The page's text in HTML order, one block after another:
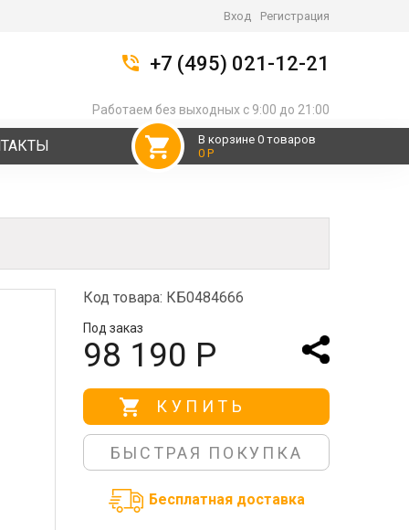
Вход Регистрация
+7 (495) 021-12-21
Работаем без выходных с 9:00 до 21:00
В корзине 0 товаров
0 Р
Код товара: КБ0484666
Под заказ
98 190 Р
КУПИТЬ
БЫСТРАЯ ПОКУПКА
Бесплатная доставка